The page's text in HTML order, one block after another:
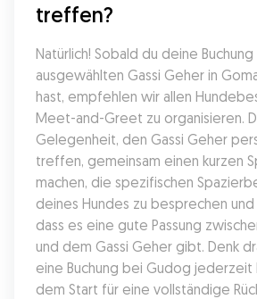
treffen?
Natürlich! Sobald du deine
ausgewählten Gassi Geher in
hast, empfehlen wir allen
Meet-and-Greet zu organisieren.
Gelegenheit, den Gassi Geher
treffen, gemeinsam einen kurzen
machen, die spezifischen
deines Hundes zu besprechen
dass es eine gute Passung
und dem Gassi Geher gibt. Denk
eine Buchung bei Gudog jederzeit
dem Start für eine vollständige